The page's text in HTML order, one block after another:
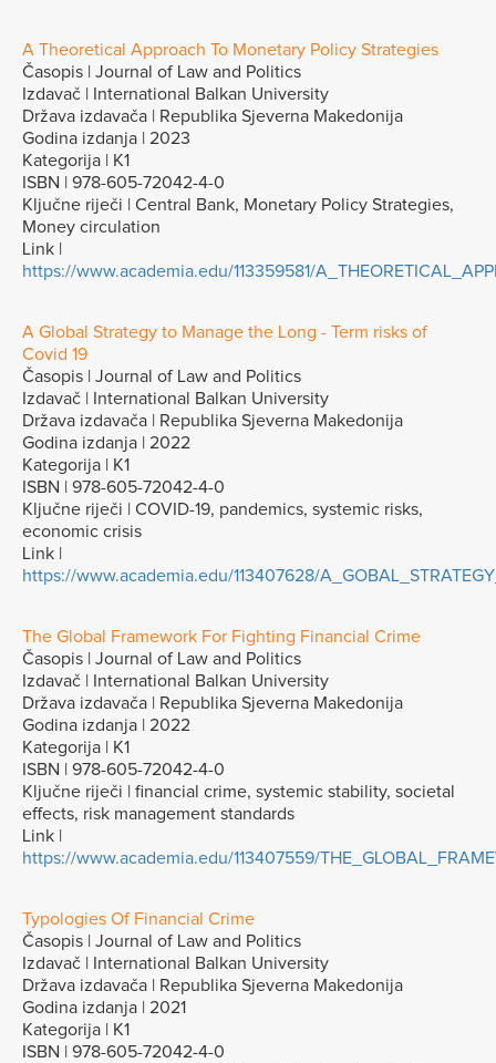
A Theoretical Approach To Monetary Policy Strategies
Časopis | Journal of Law and Politics
Izdavač | International Balkan University
Država izdavača | Republika Sjeverna Makedonija
Godina izdanja | 2023
Kategorija | K1
ISBN | 978-605-72042-4-0
Ključne riječi | Central Bank, Monetary Policy Strategies,
Money circulation
Link |
https://www.academia.edu/113359581/
A Global Strategy to Manage the Long - Term risks of
Covid 19
Časopis | Journal of Law and Politics
Izdavač | International Balkan University
Država izdavača | Republika Sjeverna Makedonija
Godina izdanja | 2022
Kategorija | K1
ISBN | 978-605-72042-4-0
Ključne riječi | COVID-19, pandemics, systemic risks,
economic crisis
Link |
https://www.academia.edu/113407628/
The Global Framework For Fighting Financial Crime
Časopis | Journal of Law and Politics
Izdavač | International Balkan University
Država izdavača | Republika Sjeverna Makedonija
Godina izdanja | 2022
Kategorija | K1
ISBN | 978-605-72042-4-0
Ključne riječi | financial crime, systemic stability, societal
effects, risk management standards
Link |
https://www.academia.edu/113407559/
Typologies Of Financial Crime
Časopis | Journal of Law and Politics
Izdavač | International Balkan University
Država izdavača | Republika Sjeverna Makedonija
Godina izdanja | 2021
Kategorija | K1
ISBN | 978-605-72042-4-0